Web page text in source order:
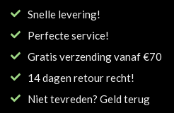
Snelle levering!
Perfecte service!
Gratis verzending vanaf €70
14 dagen retour recht!
Niet tevreden? Geld terug